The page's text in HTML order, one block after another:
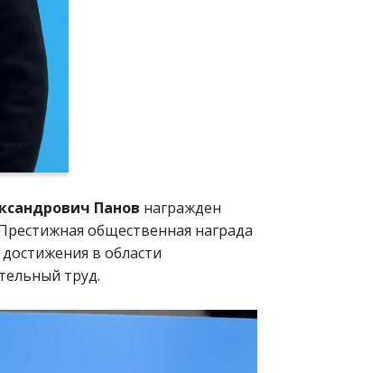
Панов награжден
общественная награда
в области
труд.